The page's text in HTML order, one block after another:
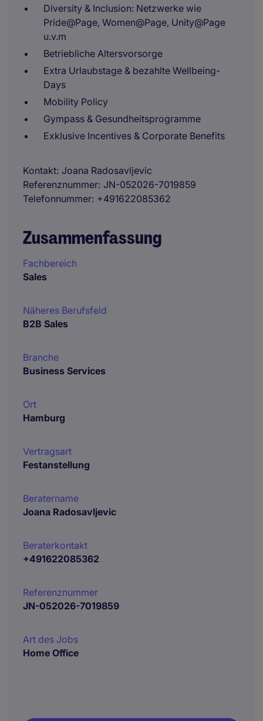
Diversity & Inclusion: Netzwerke wie
Pride@Page, Women@Page, Unity@Page
u.v.m
Betriebliche Altersvorsorge
Extra Urlaubstage & bezahlte Wellbeing-
Days
Mobility Policy
Gympass & Gesundheitsprogramme
Exklusive Incentives & Corporate Benefits
Kontakt Joana Radosavljevic
Referenznummer JN-052026-7019859
Telefonnummer +491622085362
Zusammenfassung
Fachbereich
Sales
Näheres Berufsfeld
B2B Sales
Branche
Business Services
Ort
Hamburg
Vertragsart
Festanstellung
Beratername
Joana Radosavljevic
Beraterkontakt
+491622085362
Referenznummer
JN-052026-7019859
Art des Jobs
Home Office